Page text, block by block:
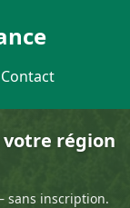
Contact
région
sans inscription.